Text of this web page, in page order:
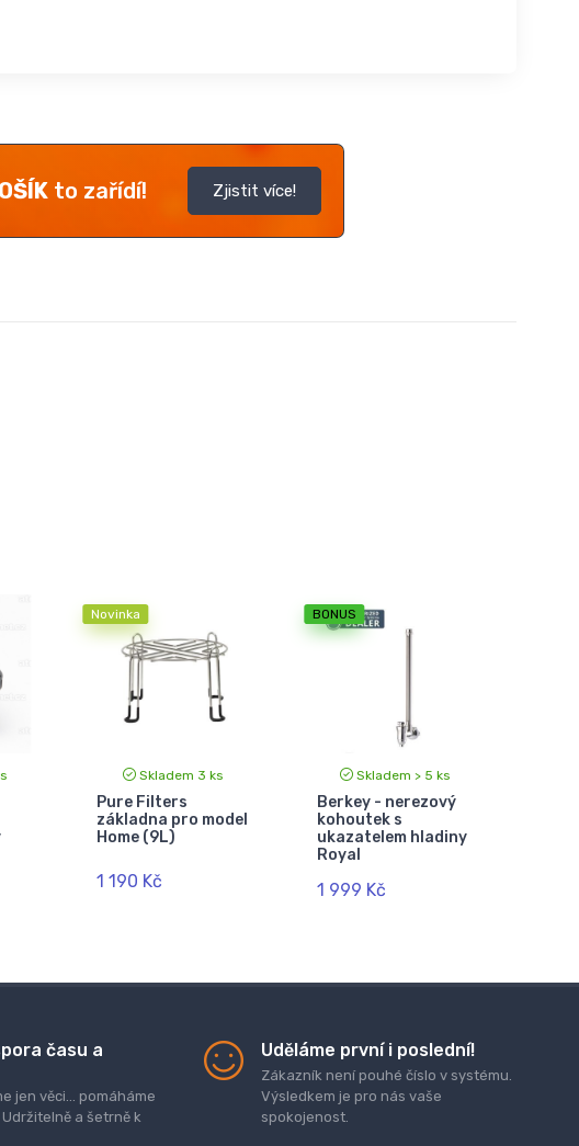
to zařídí! Zjistit více!
Novinka
Skladem 3 ks
Pure Filters
základna pro model
Home (9L)
1 190 Kč
BONUS
Skladem > 5 ks
Berkey - nerezový
kohoutek s
ukazatelem hladiny
Royal
1 999 Kč
času a
jen věci... pomáháme
a šetrně k
Uděláme první i poslední!
Zákazník není pouhé číslo v systému.
Výsledkem je pro nás vaše
spokojenost.